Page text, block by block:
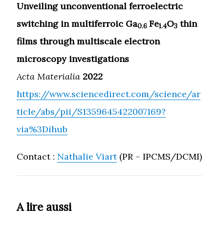
Unveiling unconventional ferroelectric
switching in multiferroic Ga0.6Fe1.4O3 thin
films through multiscale electron
microscopy investigations
Acta Materialia 2022
https://www.sciencedirect.com/science/ar
ticle/abs/pii/S1359645422007169?
via%3Dihub
Contact : Nathalie Viart(PR – IPCMS/DCMI)
A lire aussi